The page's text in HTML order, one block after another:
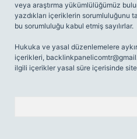
veya araştırma yükümlülüğümüz
yazdıkları içeriklerin sorumluluğunu
bu sorumluluğu kabul etmiş sayılırlar.
Hukuka ve yasal düzenlemelere
içerikleri,
ilgili içerikler yasal süre içerisinde